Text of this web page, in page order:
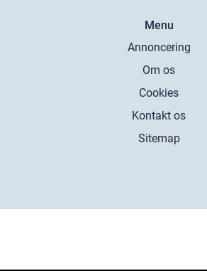
Menu
Annoncering
Om os
Cookies
Kontakt os
Sitemap